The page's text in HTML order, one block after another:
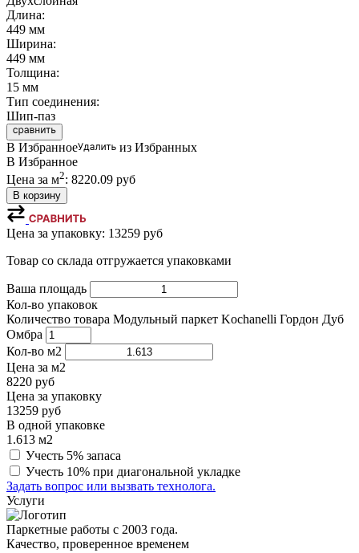
Длина:
449 мм
Ширина:
449 мм
Толщина:
15 мм
Тип соединения:
Шип-паз
В Избранное
из Избранных
В Избранное
Цена за м2: 8220.09 руб
В корзину
Цена за упаковку: 13259 руб
Товар со склада отгружается упаковками
Ваша площадь
Кол-во упаковок
Количество товара Модульный паркет Kochanelli Гордон Дуб
Омбра
Кол-во м2
Цена за м2
8220 руб
Цена за упаковку
13259 руб
В одной упаковке
1.613 м2
Учесть 5% запаса
Учесть 10% при диагональной укладке
Задать вопрос или вызвать технолога.
Услуги
Паркетные работы с 2003 года.
Качество, проверенное временем